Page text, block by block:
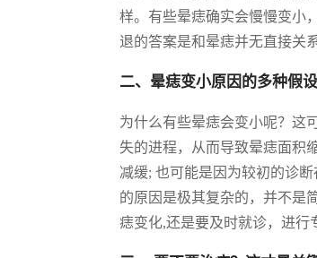
样。有些晕痣确实会慢慢变小
退的答案是和晕痣并无直接关
二、晕痣变小原因的多种假设
为什么有些晕痣会变小呢？这
失的进程，从而导致晕痣面积
减缓; 也可能是因为较初的诊
的原因是极其复杂的，并不是
痣变化,还是要及时就诊，进行